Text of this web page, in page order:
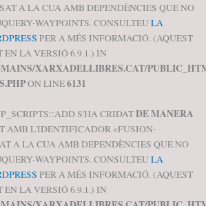
A LA CUA AMB DEPENDÈNCIES QUE NO
WAYPOINTS. CONSULTEU LA
PER A MÉS INFORMACIÓ. (AQUEST
LA VERSIÓ 6.9.1.) IN
XARXADELLIBRES.CAT/
ON LINE6131
S'HA CRIDATDE MANERA
AMB L'IDENTIFICADOR «FUSION-
A LA CUA AMB DEPENDÈNCIES QUE NO
WAYPOINTS. CONSULTEU LA
PER A MÉS INFORMACIÓ. (AQUEST
LA VERSIÓ 6.9.1.) IN